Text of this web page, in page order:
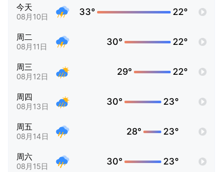
今天
08月10日 33° 22°
周二
08月11日 30° 22°
周三
08月12日 29° 22°
周四
08月13日 30° 23°
周五
08月14日 28° 23°
周六
08月15日 30° 23°